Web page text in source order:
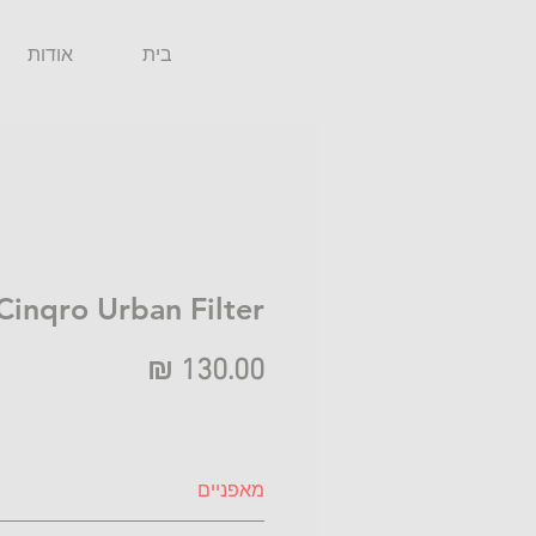
בית אודות
Urban Filter
מאפניים